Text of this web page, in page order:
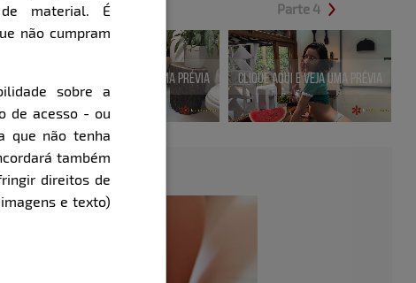
Parte 3
Clique aqui e veja uma prévia
Parte 4
Clique aqui e veja uma prévia
material. É
não cumpram
sobre a
de acesso - ou
que não tenha
também
direitos de
e texto)